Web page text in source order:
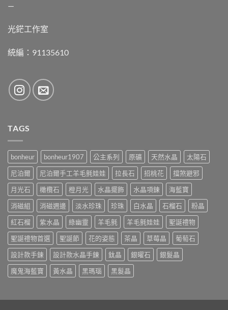
—
光鋩工作室
統編：91135610
TAGS
bonheur bonheur1907 公主系列 原礦 天然水晶
太陽石
尼泊爾
尼泊爾手工羊毛氈娃娃 拉長石 招桃花
擋煞避邪
月光石
橄欖石 橙月光 水晶擺飾 水晶項鍊
海藍寶
消磁組
消磁週邊 淡水珍珠 珍珠 白水晶 石榴石
粉晶
紅石榴
紫水晶 綠幽靈 羊毛氈 羊毛氈娃娃
聖誕禮物
聖誕禮物首選
聖誕節 花的姿態 茶晶 草莓晶
葡萄石
設計款手鍊
設計款水晶手鍊 鈦晶 銀曜石
銀髮晶
魔鬼海藍寶
黃水晶 黑瑪瑙 黑髮晶